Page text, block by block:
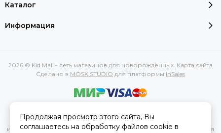
Каталог
Информация
2026 © Kid Mall - сеть магазинов для новорожденных. Карта сайта
Сделано в MOSK.STUDIO для платформы InSales
характеристик, стоимости товаров и услуг, носит
информационный характер и ни при каких условиях не является
Продолжая просмотр этого сайта, Вы
соглашаетесь на обработку файлов cookie в